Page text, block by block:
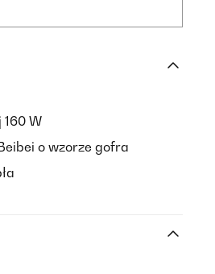
W
o wzorze gofra